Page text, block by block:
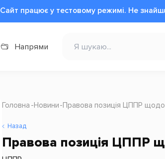
Сайт працює у тестовому режимі. Не
Напрями
Головна Новини Правова позиція ЦППР щодо
Назад
Правова позиція ЦППР